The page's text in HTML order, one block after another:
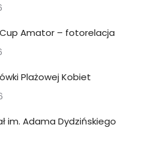
Amator – fotorelacja
Plażowej Kobiet
im. Adama Dydzińskiego